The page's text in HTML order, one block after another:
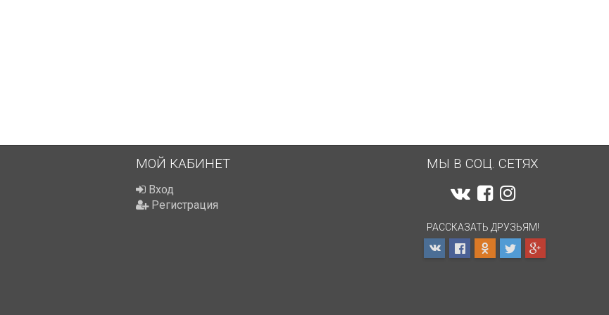
МОЙ КАБИНЕТ
Вход
Регистрация
МЫ В СОЦ. СЕТЯХ
РАССКАЗАТЬ ДРУЗЬЯМ!